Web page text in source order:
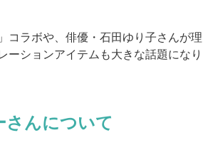
コラボや、俳優・石田ゆり子さんが理
ーションアイテムも大きな話題になり
さんについて